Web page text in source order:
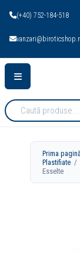
(+40) 752-184-518
Cauta
produse:
Prima
Plastifiate /
Esselte